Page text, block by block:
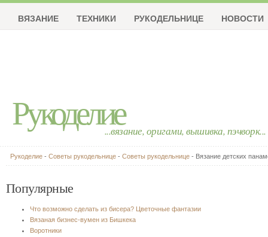
Рукоделие...вязание, оригами, вышивка, пэчворк...
ВЯЗАНИЕ ТЕХНИКИ РУКОДЕЛЬНИЦЕ НОВОСТИ
Рукоделие - Советы рукодельнице - Советы рукодельнице - Вязание детских
Популярные
Что возможно сделать из бисера? Цветочные фантазии
Вязаная бизнес-вумен из Бишкека
Воротники